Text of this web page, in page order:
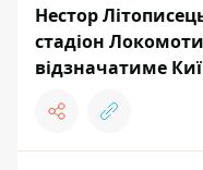
Нестор
стадіон
відзначатиме